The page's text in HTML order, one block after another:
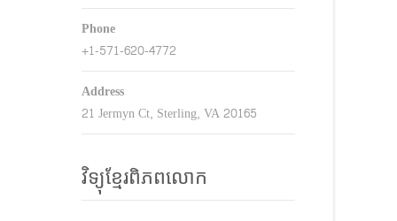
Phone
+1-571-620-4772
Address
21 Jermyn Ct, Sterling, VA 20165
វិទ្យុខ្មែរពិភពលោក